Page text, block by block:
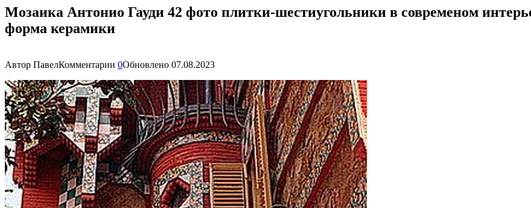
Мозаика Антонио Гауди 42 фото плитки-шестиугольники в современом
форма керамики
Автор ПавелКомментарии 0Обновлено 07.08.2023